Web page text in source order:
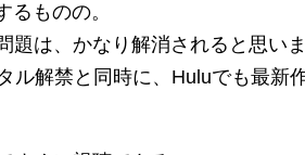
ものの。
は、かなり解消されると思いま
ル解禁と同時に、Huluでも最新